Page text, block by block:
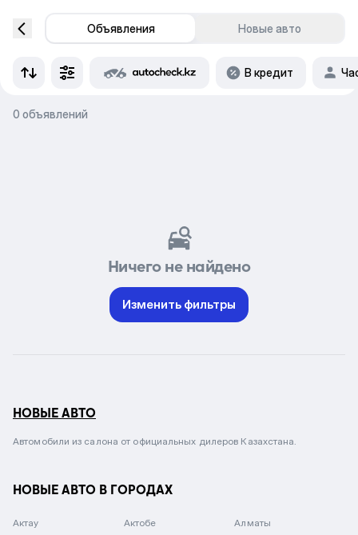
Объявления Новые авто
В кредит
0 объявлений
Ничего не найдено
Изменить фильтры
НОВЫЕ АВТО
Автомобили из салона от официальных дилеров Казахстана.
НОВЫЕ АВТО В ГОРОДАХ
Актау Актобе Алматы